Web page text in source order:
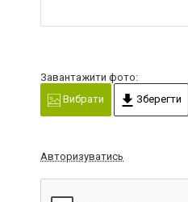
Завантажити фото:
Вибрати
Зберегти
Авторизуватись